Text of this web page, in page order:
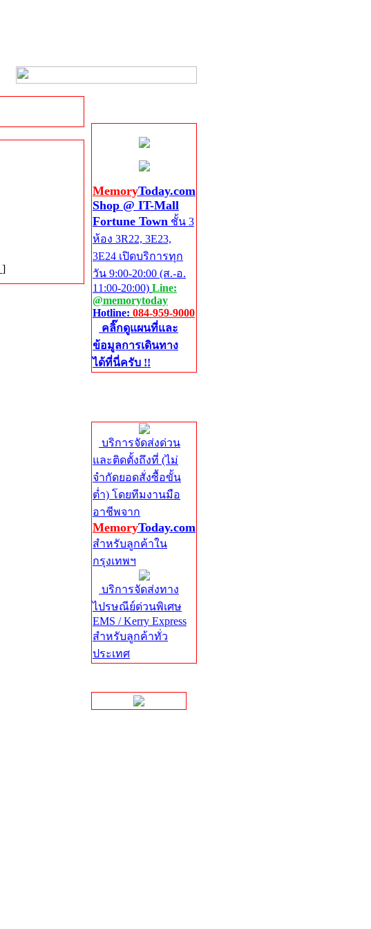
]
MemoryToday.com
Shop @ IT-Mall
Fortune Town ชั้น 3
ห้อง 3R22, 3E23,
3E24 เปิดบริการทุก
วัน 9:00-20:00 (ส.-อ.
11:00-20:00) Line:
@memorytoday
Hotline: 084-959-9000
คลิ๊กดูแผนที่และ
ข้อมูลการเดินทาง
ได้ที่นี่ครับ !!
บริการจัดส่งด่วน
และติดตั้งถึงที่ (ไม่
จำกัดยอดสั่งซื้อขั้น
ต่ำ) โดยทีมงานมือ
อาชีพจาก
MemoryToday.com
สำหรับลูกค้าใน
กรุงเทพฯ
บริการจัดส่งทาง
ไปรษณีย์ด่วนพิเศษ
EMS / Kerry Express
สำหรับลูกค้าทั่ว
ประเทศ